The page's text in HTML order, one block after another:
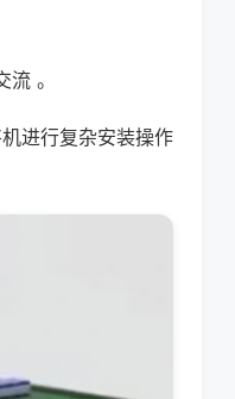
。
进行复杂安装操作